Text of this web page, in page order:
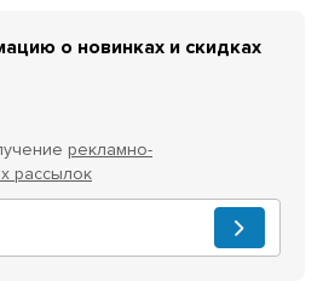
о новинках и скидках
рекламно-
рассылок